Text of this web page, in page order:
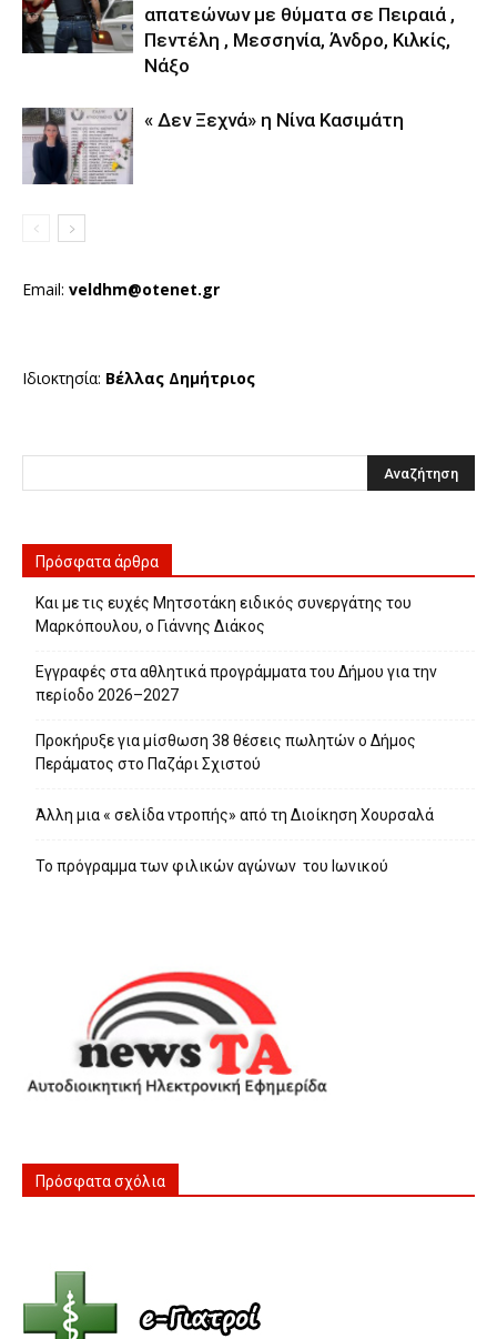
απατεώνων με θύματα σε Πειραιά ,
Πεντέλη , Μεσσηνία, Άνδρο, Κιλκίς,
Νάξο
« Δεν Ξεχνά» η Νίνα Κασιμάτη
Email: veldhm@otenet.gr
Ιδιοκτησία: Βέλλας Δημήτριος
Πρόσφατα άρθρα
Και με τις ευχές Μητσοτάκη ειδικός συνεργάτης του
Μαρκόπουλου, ο Γιάννης Διάκος
Εγγραφές στα αθλητικά προγράμματα του Δήμου για την
περίοδο 2026–2027
Προκήρυξε για μίσθωση 38 θέσεις πωλητών ο Δήμος
Περάματος στο Παζάρι Σχιστού
Άλλη μια « σελίδα ντροπής» από τη Διοίκηση Χουρσαλά
Το πρόγραμμα των φιλικών αγώνων του Ιωνικού
Πρόσφατα σχόλια